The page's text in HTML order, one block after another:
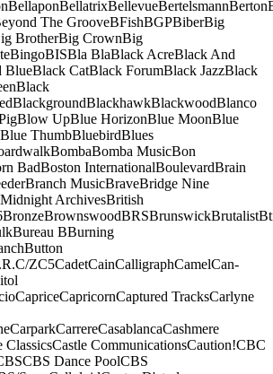
BellaponBellatrixBellevueBertelsmannBerton
The GrooveBFishBGPBiberBig
BrotherBig CrownBig
BingoBISBla BlaBlack AcreBlack And
BlueBlack CatBlack ForumBlack JazzBlack
Black
BlackgroundBlackhawkBlackwoodBlanco
Blow UpBlue HorizonBlue MoonBlue
Blue ThumbBluebirdBlues
BombaBomba MusicBon
BadBoston InternationalBoulevardBrain
Branch MusicBraveBridge Nine
ArchivesBritish
BronzeBrownswoodBRSBrunswickBrutalist
Bureau BBurning
Button
C/ZC5CadetCainCalligraphCamelCan-
CapriceCapricornCaptured TracksCarlyne
CarparkCarrereCasablancaCashmere
ClassicsCastle CommunicationsCaution!CBC
CBS Dance PoolCBS